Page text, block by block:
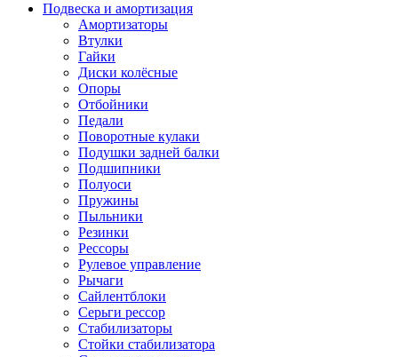
Подвеска и амортизация
Амортизаторы
Втулки
Гайки
Диски колёсные
Опоры
Отбойники
Педали
Поворотные кулаки
Подушки задней балки
Подшипники
Полуоси
Пружины
Пыльники
Резинки
Рессоры
Рулевое управление
Рычаги
Сайлентблоки
Серьги рессор
Стабилизаторы
Стойки стабилизатора